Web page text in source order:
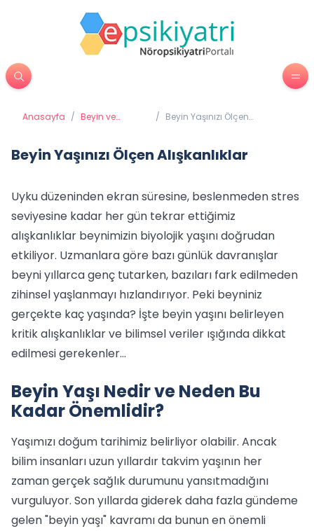
Anasayfa / Beyin ve
/ Beyin Yaşınızı Ölçen
Beyin Yaşınızı Ölçen Alışkanlıklar
Uyku düzeninden ekran süresine, beslenmeden stres
seviyesine kadar her gün tekrar ettiğimiz
alışkanlıklar beynimizin biyolojik yaşını doğrudan
etkiliyor. Uzmanlara göre bazı günlük davranışlar
beyni yıllarca genç tutarken, bazıları fark edilmeden
zihinsel yaşlanmayı hızlandırıyor. Peki beyniniz
gerçekte kaç yaşında? İşte beyin yaşını belirleyen
kritik alışkanlıklar ve bilimsel veriler ışığında dikkat
edilmesi gerekenler...
Beyin Yaşı Nedir ve Neden Bu
Kadar Önemlidir?
Yaşımızı doğum tarihimiz belirliyor olabilir. Ancak
bilim insanları uzun yıllardır takvim yaşının her
zaman gerçek sağlık durumunu yansıtmadığını
vurguluyor. Son yıllarda giderek daha fazla gündeme
gelen "beyin yaşı" kavramı da bunun en önemli